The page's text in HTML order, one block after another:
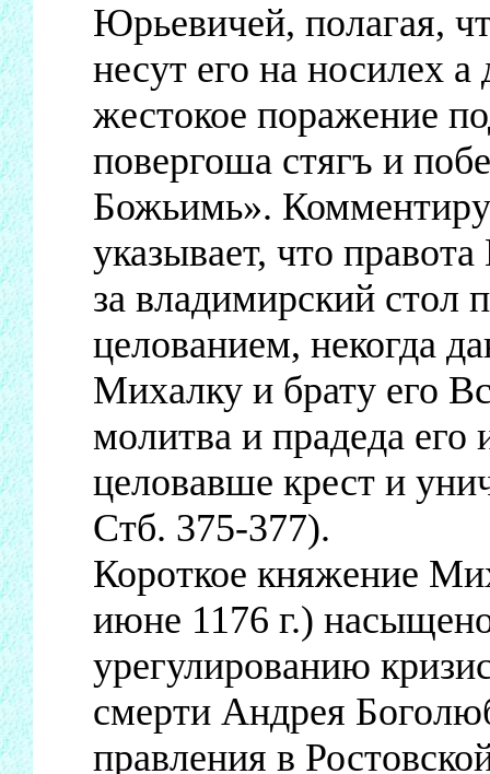
Юрьевичей, полагая,
несут его на носилех
жестокое поражение
повергоша стягъ и
Божьимь».
указывает, что
за владимирский стол
целованием, некогда
Михалку и брату его
молитва и прадеда его
целовавше крест и
Стб. 375-377).
Короткое княжение
июне 1176 г.)
урегулированию
смерти Андрея
правления в